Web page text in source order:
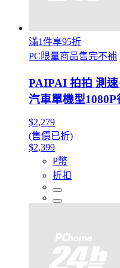
滿1件享95折
PC限量商品售完不補
PAIPAI 拍拍 測
汽車單機型
$2,279
(售價已折)
$2,399
P幣
折扣